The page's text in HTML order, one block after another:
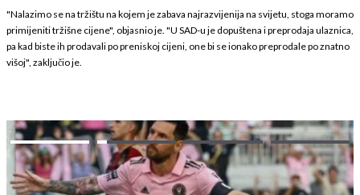
"Nalazimo se na tržištu na kojem je zabava najrazvijenija na svijetu, stoga moramo
primijeniti tržišne cijene", objasnio je. "U SAD-u je dopuštena i preprodaja ulaznica,
pa kad biste ih prodavali po preniskoj cijeni, one bi se ionako preprodale po znatno
višoj", zaključio je.